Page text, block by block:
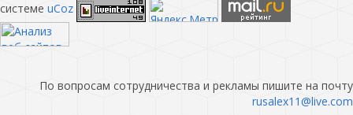
системе uCoz
По вопросам сотрудничества и рекламы пишите на почту
rusalex11@live.com